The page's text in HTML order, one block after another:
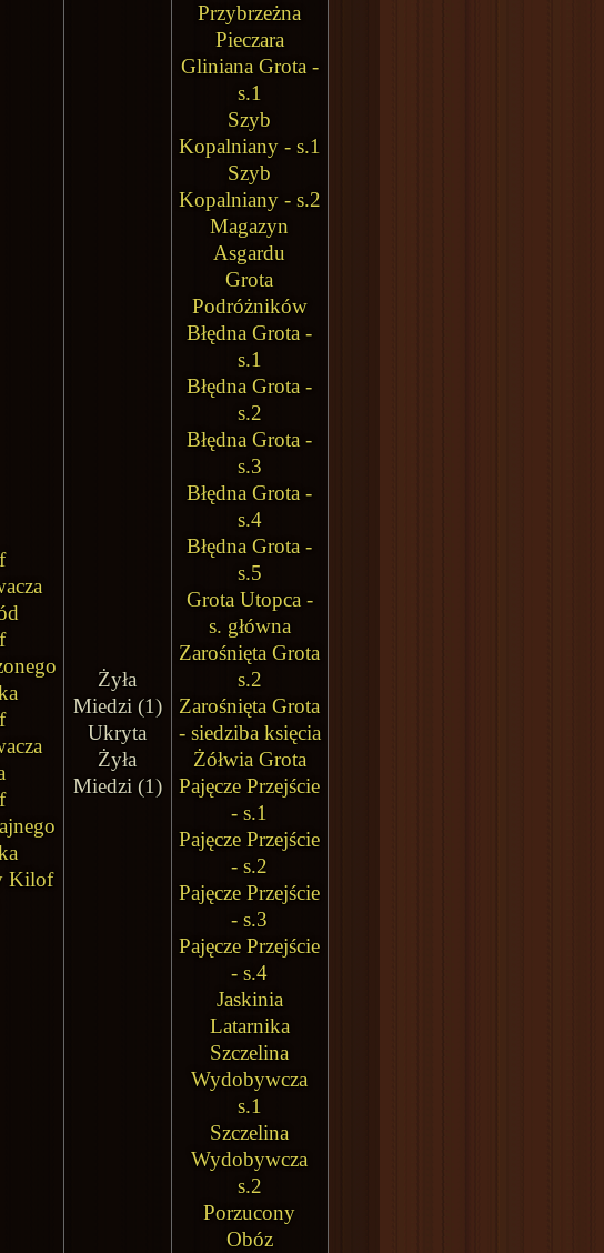
Kilof
Żyła
Miedzi (1)
Ukryta
Żyła
Miedzi (1)
Przybrzeżna
Pieczara
Gliniana Grota -
s.1
Szyb
Kopalniany - s.1
Szyb
Kopalniany - s.2
Magazyn
Asgardu
Grota
Podróżników
Błędna Grota -
s.1
Błędna Grota -
s.2
Błędna Grota -
s.3
Błędna Grota -
s.4
Błędna Grota -
s.5
Grota Utopca -
s. główna
Zarośnięta Grota
s.2
Zarośnięta Grota
- siedziba księcia
Żółwia Grota
Pajęcze Przejście
- s.1
Pajęcze Przejście
- s.2
Pajęcze Przejście
- s.3
Pajęcze Przejście
- s.4
Jaskinia
Latarnika
Szczelina
Wydobywcza
s.1
Szczelina
Wydobywcza
s.2
Porzucony
Obóz